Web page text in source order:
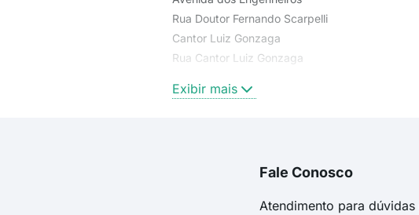
Rua Doutor Fernando Scarpelli
Cantor Luiz Gonzaga
Rua Cantor Luiz Gonzaga
Rua Geraldo Magela Pereira
rua josé mendes de carvalho
Exibir mais
Fale Conosco
Atendimento para dúvidas